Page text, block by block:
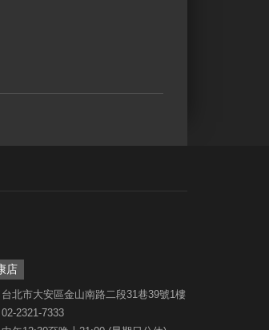
店
台北市大安區金山南路二段31巷39號1樓
02-2321-7333